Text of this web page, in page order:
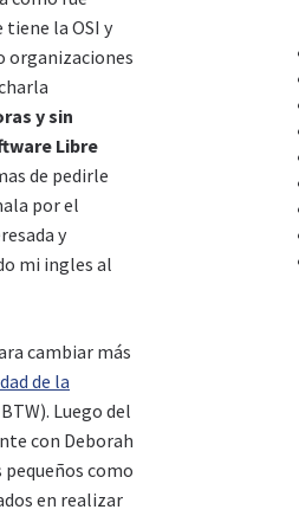
la OSI y
organizaciones
y sin
Libre
de pedirle
por el
y
mi ingles al
cambiar más
de la
Luego del
con Deborah
como
en realizar